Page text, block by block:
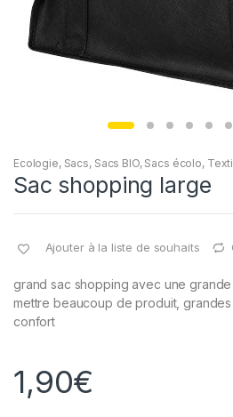
Ecologie, Sacs, Sacs BIO, Sacs écolo,
Sac shopping large
Ajouter à la liste de souhaits
grand sac shopping avec une
mettre beaucoup de produit,
confort
1,90€